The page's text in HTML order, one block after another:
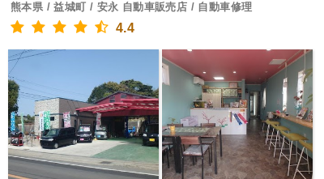
熊本県 / 益城町 / 安永 自動車販売店 / 自動車修理
4.4